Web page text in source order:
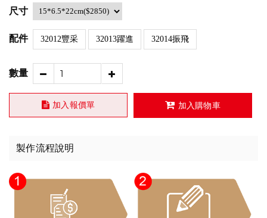
尺寸
配件 32012豐采 32013躍進 32014振飛
數量
加入報價單 加入購物車
製作流程說明